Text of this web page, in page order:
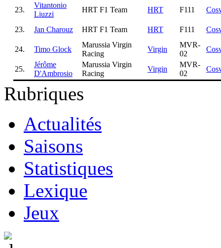
23.
Vitantonio
Liuzzi
HRT F1 Team HRT F111
23. Jan Charouz HRT F1 Team HRT F111
24. Timo Glock
Marussia Virgin
Racing
Virgin
MVR-
02
25.
Jérôme
D'Ambrosio
Marussia Virgin
Racing
Virgin
MVR-
02
Rubriques
Actualités
Saisons
Statistiques
Lexique
Jeux